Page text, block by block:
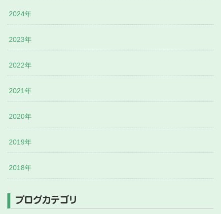
2024年
2023年
2022年
2021年
2020年
2019年
2018年
ブログカテゴリ